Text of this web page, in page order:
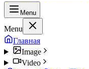
Menu
Menu
Главная
Image
Video